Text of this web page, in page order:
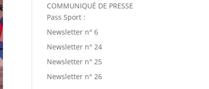
COMMUNIQUÉ DE PRESSE
Pass Sport :
Newsletter n° 6
Newsletter n° 24
Newsletter n° 25
Newsletter n° 26